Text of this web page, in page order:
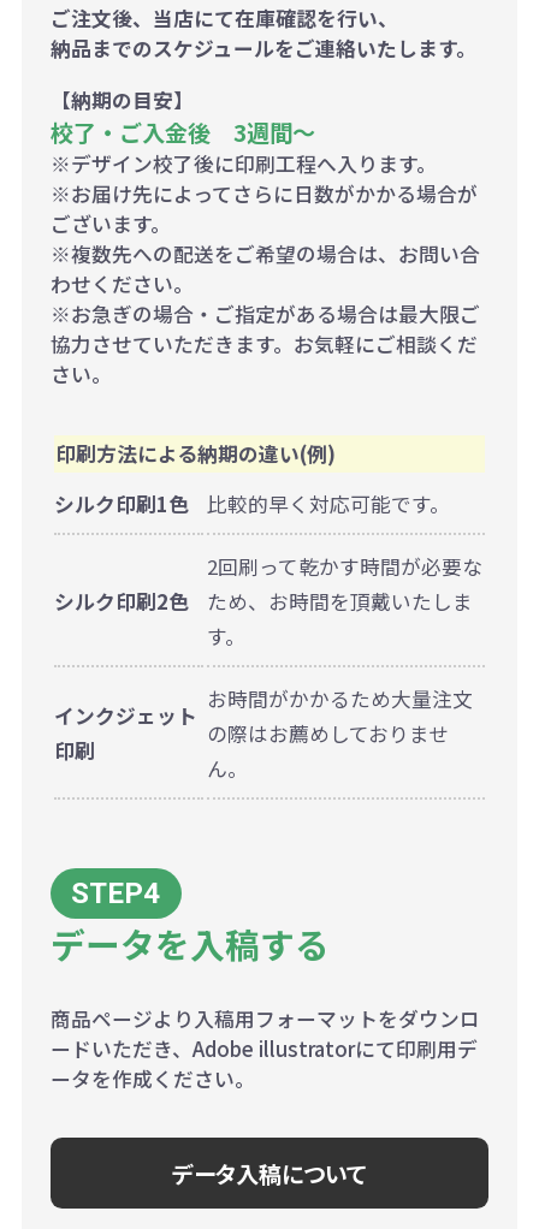
ご注文後、当店にて在庫確認を行い、
納品までのスケジュールをご連絡いたします。
【納期の目安】
校了・ご入金後 3週間～
※デザイン校了後に印刷工程へ入ります。
※お届け先によってさらに日数がかかる場合が
ございます。
※複数先への配送をご希望の場合は、お問い合
わせください。
※お急ぎの場合・ご指定がある場合は最大限ご
協力させていただきます。お気軽にご相談くだ
さい。
印刷方法による納期の違い(例)
シルク印刷1色
比較的早く対応可能です。
シルク印刷2色
2回刷って乾かす時間が必要な
ため、お時間を頂戴いたしま
す。
インクジェット
印刷
お時間がかかるため大量注文
の際はお薦めしておりませ
ん。
データを入稿する
商品ページより入稿用フォーマットをダウンロ
ードいただき、Adobe illustratorにて印刷用デ
ータを作成ください。
データ入稿について